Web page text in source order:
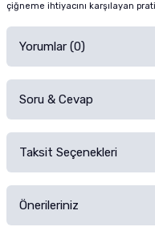
çiğneme ihtiyacını karşılayan
Yorumlar (0)
Ürünü
Soru & Cevap
Taksit Seçenekleri
Önerileriniz